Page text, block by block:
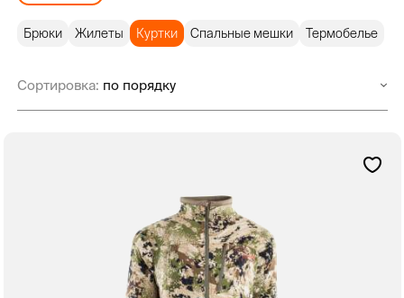
Брюки Жилеты Куртки Спальные мешки Термобелье
Сортировка: